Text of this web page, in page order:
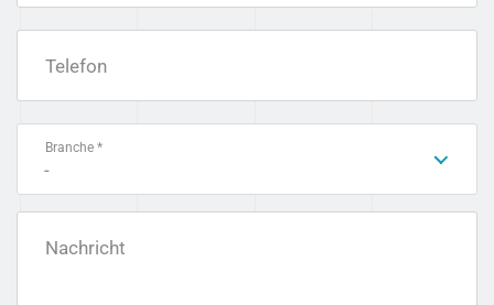
Telefon
Branche *
-
Nachricht